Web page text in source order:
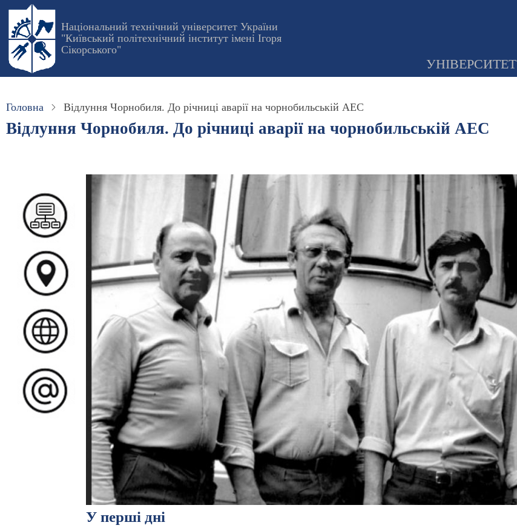
Перейти
основного
вмісту
Національний технічний університет України
"Київський політехнічний інститут імені Ігоря
Сікорського"
УНІВЕРСИТЕТ
Головна Відлуння Чорнобиля. До річниці аварії на чорнобильській АЕС
Відлуння Чорнобиля. До річниці аварії на чорнобильській АЕС
У перші дні